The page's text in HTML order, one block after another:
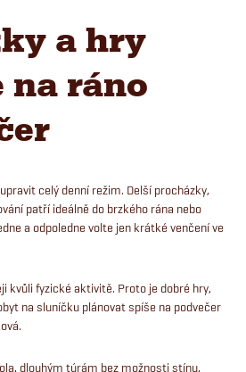
a hry
ráno
celý denní režim. Delší procházky,
patří ideálně do brzkého rána nebo
a odpoledne volte jen krátké venčení ve
kvůli fyzické aktivitě. Proto je dobré hry,
na sluníčku plánovat spíše na podvečer
dlouhým túrám bez možnosti stínu,